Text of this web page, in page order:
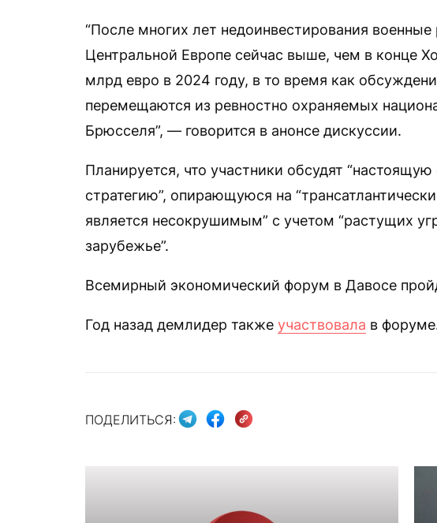
“После многих лет недоинвестирования
Центральной Европе сейчас выше, чем в конце
млрд евро в 2024 году, в то время как
перемещаются из ревностно охраняемых
Брюсселя”, — говорится в анонсе дискуссии.
Планируется, что участники обсудят
стратегию”, опирающуюся на
является несокрушимым” с учетом “растущих
зарубежье”.
Всемирный экономический форум в Давосе
Год назад демлидер также участвовала в
ПОДЕЛИТЬСЯ: